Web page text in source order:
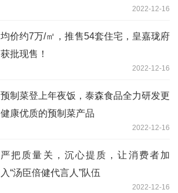
2022-12-16
均价约7万/㎡，推售54套住宅，皇嘉珑府
获批现售！
2022-12-16
预制菜登上年夜饭，泰森食品全力研发更
健康优质的预制菜产品
2022-12-16
严把质量关，沉心提质，让消费者加
入“汤臣倍健代言人”队伍
2022-12-16